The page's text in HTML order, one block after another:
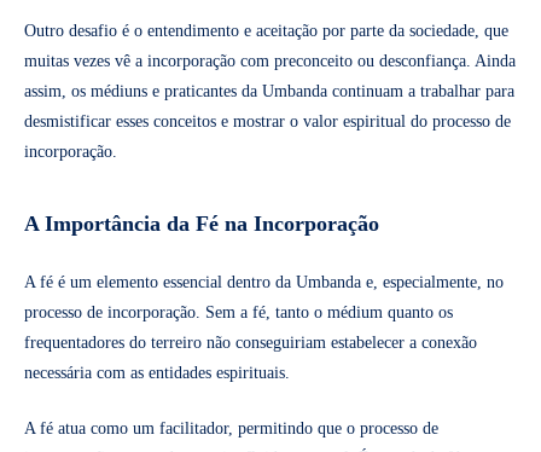
Outro desafio é o entendimento e aceitação por parte da sociedade, que
muitas vezes vê a incorporação com preconceito ou desconfiança. Ainda
assim, os médiuns e praticantes da Umbanda continuam a trabalhar para
desmistificar esses conceitos e mostrar o valor espiritual do processo de
incorporação.
A Importância da Fé na Incorporação
A fé é um elemento essencial dentro da Umbanda e, especialmente, no
processo de incorporação. Sem a fé, tanto o médium quanto os
frequentadores do terreiro não conseguiriam estabelecer a conexão
necessária com as entidades espirituais.
A fé atua como um facilitador, permitindo que o processo de